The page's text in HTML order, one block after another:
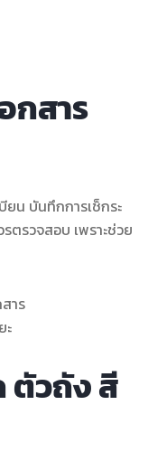
กสาร
ยน บันทึกการเช็กระ
ตรวจสอบ เพราะช่วย
าร
ะ
ตัวถัง สี